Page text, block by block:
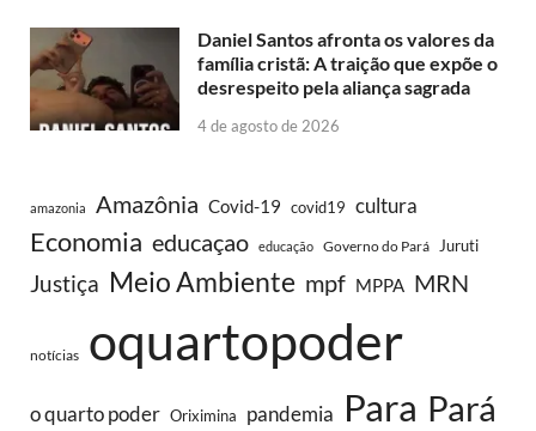
Daniel Santos afronta os valores da
família cristã: A traição que expõe o
desrespeito pela aliança sagrada
4 de agosto de 2026
amazonia Amazônia Covid-19 covid19 cultura
Economia educaçao educação Governo do Pará Juruti
Justiça Meio Ambiente mpf MPPA MRN
notícias oquartopoder
o quarto poder Oriximina pandemia Para Pará